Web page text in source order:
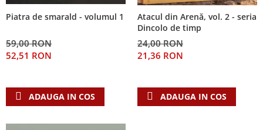
Piatra de smarald - volumul 1
59,00 RON
52,51 RON
ADAUGA IN COS
Atacul din Arenă, vol. 2 - seria
Dincolo de timp
24,00 RON
21,36 RON
ADAUGA IN COS